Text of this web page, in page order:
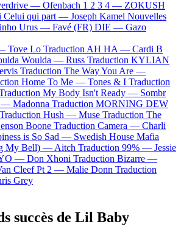
— Ofenbach 1 2 3 4 — ZOKUSH
Celui qui part — Joseph Kamel Nouvelles
Urus — Favé (FR) DIE — Gazo
Tove Lo Traduction AH HA — Cardi B
Woulda — Russ Traduction KYLIAN
Traduction The Way You Are —
Home To Me — Tones & I Traduction
My Body Isn't Ready — Sombr
— Madonna Traduction MORNING DEW
Traduction Hush — Muse Traduction The
Boone Traduction Camera — Charli
is So Sad — Swedish House Mafia
My Bell) —Aitch Traduction 99% — Jessie
— Don Xhoni Traduction Bizarre —
Cleef Pt 2 — Malie Donn Traduction
Grey
succès de Lil Baby